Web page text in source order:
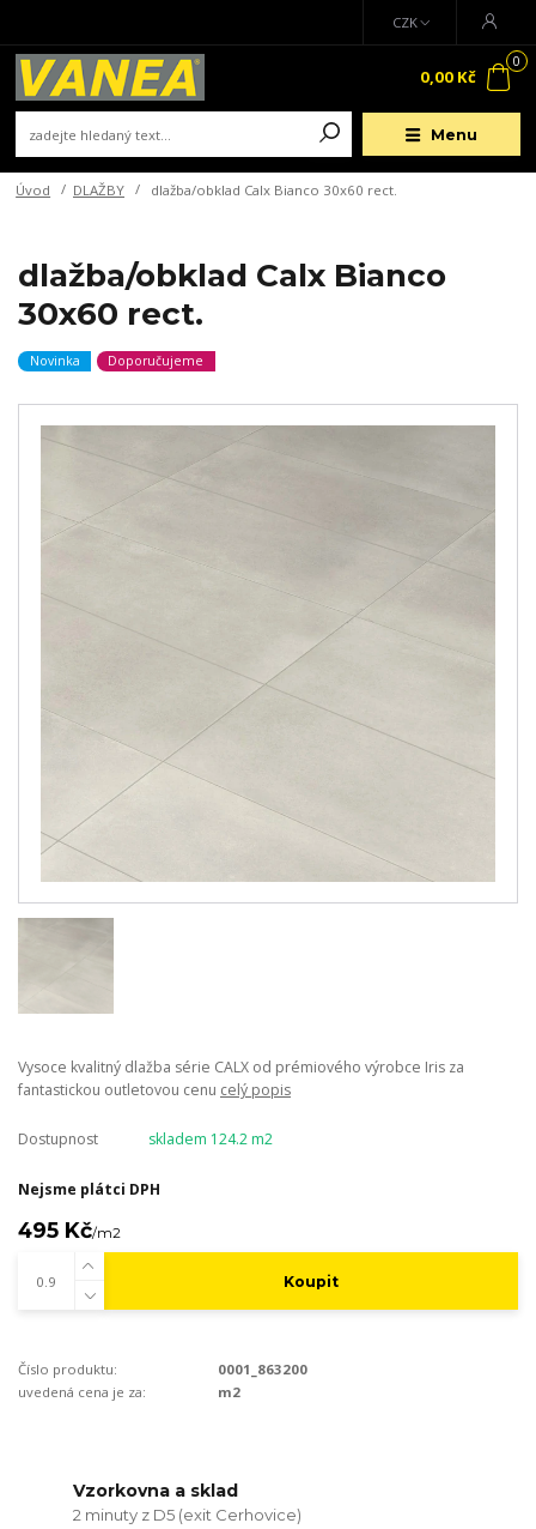
Menu
CZK
0
0,00 Kč
Úvod DLAŽBY dlažba/obklad Calx Bianco 30x60 rect.
dlažba/obklad Calx Bianco
30x60 rect.
Novinka Doporučujeme
Vysoce kvalitný dlažba série CALX od prémiového výrobce Iris za
fantastickou outletovou cenu celý popis
Dostupnost skladem 124.2 m2
Nejsme plátci DPH
495 Kč/m2
Koupit
Číslo produktu:
0001_863200
uvedená cena je za:
m2
Vzorkovna a sklad
2 minuty z D5 (exit Cerhovice)